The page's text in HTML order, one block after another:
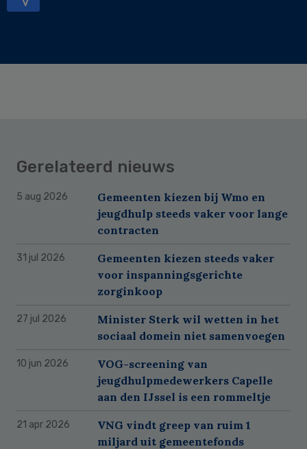
Gerelateerd nieuws
5 aug 2026
Gemeenten kiezen bij Wmo en
jeugdhulp steeds vaker voor lange
contracten
31 jul 2026
Gemeenten kiezen steeds vaker
voor inspanningsgerichte
zorginkoop
27 jul 2026
Minister Sterk wil wetten in het
sociaal domein niet samenvoegen
10 jun 2026
VOG-screening van
jeugdhulpmedewerkers Capelle
aan den IJssel is een rommeltje
21 apr 2026
VNG vindt greep van ruim 1
miljard uit gemeentefonds